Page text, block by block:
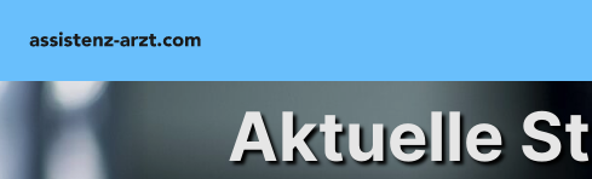
Aktuelle